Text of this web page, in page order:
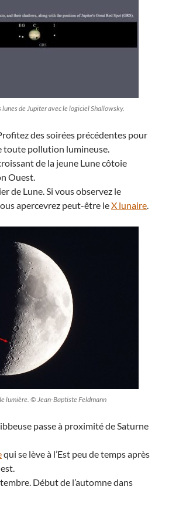
de Jupiter avec le logiciel Shallowsky.
des soirées précédentes pour
toute pollution lumineuse.
de la jeune Lune côtoie
Ouest.
de Lune. Si vous observez le
apercevrez peut-être leX lunaire.
lumière. © Jean-Baptiste Feldmann
passe à proximité de Saturne
qui se lève à l’Est peu de temps après
Début de l’automne dans